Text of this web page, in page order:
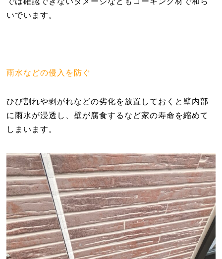
いでいます。
雨水などの侵入を防ぐ
ひび割れや剥がれなどの劣化を放置しておくと壁内部
に雨水が浸透し、壁が腐食するなど家の寿命を縮めて
しまいます。